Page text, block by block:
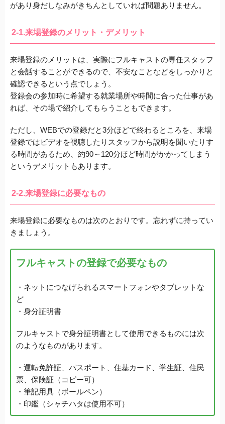
があり身だしなみがきちんとしていれば問題ありません。
2-1.来場登録のメリット・デメリット
来場登録のメリットは、 実際にフルキャストの専任スタッフ
と会話することができるので、不安なことなどをしっかりと
確認できるという点でしょう。
登録会の参加時に希望する就業場所や時間に合った仕事があ
れば、その場で紹介してもらうこともできます。
ただし、 WEBでの登録だと3分ほどで終わる ところを、来場
登録ではビデオを視聴したりスタッフから説明を聞いたりす
る時間があるため、 約90～120分ほど時間がかかってしまう
というデメリットもあります。
2-2.来場登録に必要なもの
来場登録に必要なものは次のとおりです。忘れずに持ってい
きましょう。
フルキャストの登録で必要なもの
・ネットにつなげられるスマートフォンやタブレットな
ど
・身分証明書
フルキャストで身分証明書として使用できるものには次
のようなものがあります。
・運転免許証、パスポート、住基カード、学生証、住民
票、保険証（コピー可）
・筆記用具（ボールペン）
・印鑑（シャチハタは使用不可）